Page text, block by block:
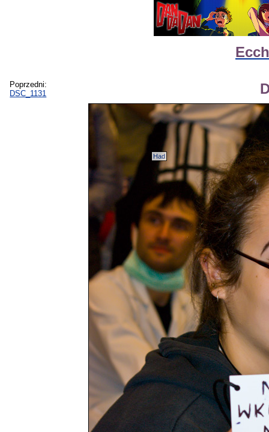
Poprzedni:
DSC_1131
Had